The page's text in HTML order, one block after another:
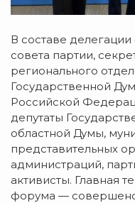
В составе
совета партии,
регионального
Государственной
Российской
депутаты
областной Думы,
представительных
администраций,
активисты. Главная
форума —